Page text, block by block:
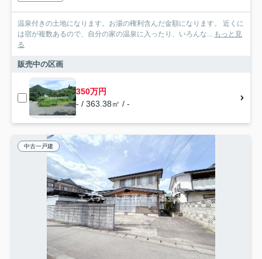
温泉付きの土地になります。お湯の権利含んだ金額になります。 近くに
は宿が複数あるので、自分の家の温泉に入ったり、いろんな... もっと見
る
販売中の区画
350万円
- / 363.38㎡ / -
中古一戸建